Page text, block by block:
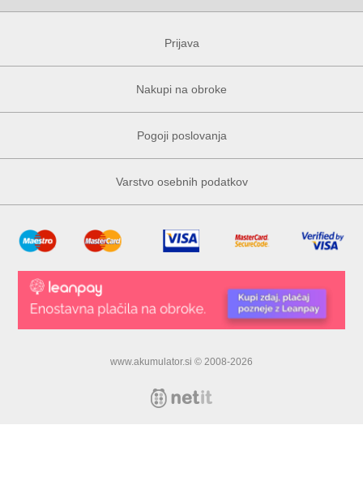
Prijava
Nakupi na obroke
Pogoji poslovanja
Varstvo osebnih podatkov
www.akumulator.si © 2008-2026